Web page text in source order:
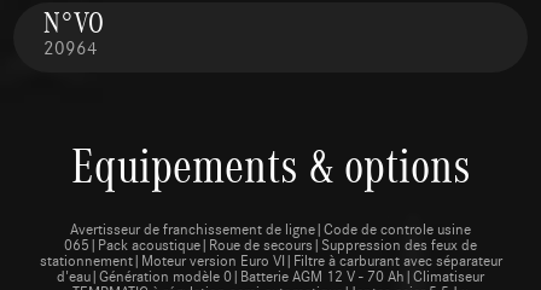
N°VO
20964
Equipements & options
Avertisseur de franchissement de ligne|Code de controle usine
065|Pack acoustique|Roue de secours|Suppression des feux de
stationnement|Moteur version Euro VI|Filtre à carburant avec séparateur
d'eau|Génération modèle 0|Batterie AGM 12 V - 70 Ah|Climatiseur